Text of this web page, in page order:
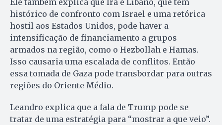
histórico de confronto com Israel e uma retórica
hostil aos Estados Unidos, pode haver a
intensificação de financiamento a grupos
armados na região, como o Hezbollah e Hamas.
Isso causaria uma escalada de conflitos. Então
essa tomada de Gaza pode transbordar para outras
regiões do Oriente Médio.
Leandro explica que a fala de Trump pode se
tratar de uma estratégia para “mostrar a que veio”.